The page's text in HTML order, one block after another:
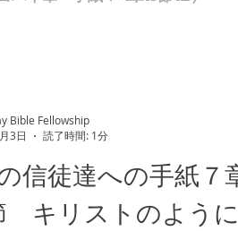
信徒達への手紙７
キリストのよう
Bible Fellowship
3日
読了時間: 1分